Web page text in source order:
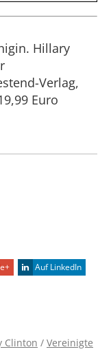
Hillary
Verlag,
Euro
Auf LinkedIn
Clinton / Vereinigte